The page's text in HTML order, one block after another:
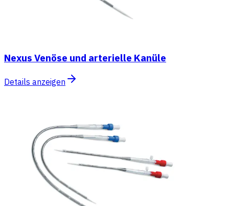
Nexus Venöse und arterielle Kanüle
Details anzeigen